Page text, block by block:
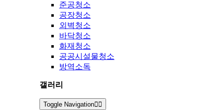
준공청소
공장청소
외벽청소
바닥청소
화재청소
공공시설물청소
방역소독
갤러리
Toggle Navigation